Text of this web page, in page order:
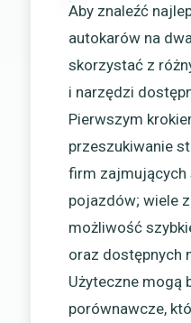
Aby znaleźć
autokarów na
skorzystać z
i narzędzi
Pierwszym
przeszukiwanie
firm zajmujących
pojazdów; wiele
możliwość
oraz dostępnych
Użyteczne mogą
porównawcze,